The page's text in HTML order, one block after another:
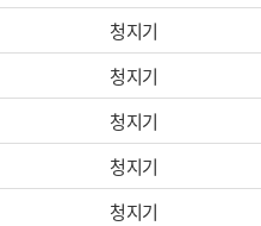
청지기
청지기
청지기
청지기
청지기